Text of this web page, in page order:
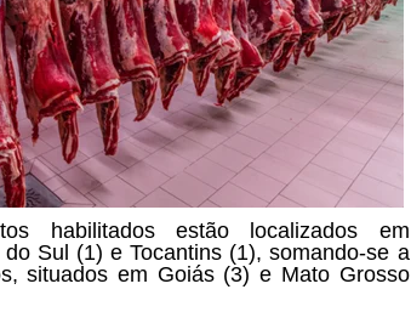
habilitados estão localizados em
Sul (1) e Tocantins (1), somando-se a
situados em Goiás (3) e Mato Grosso